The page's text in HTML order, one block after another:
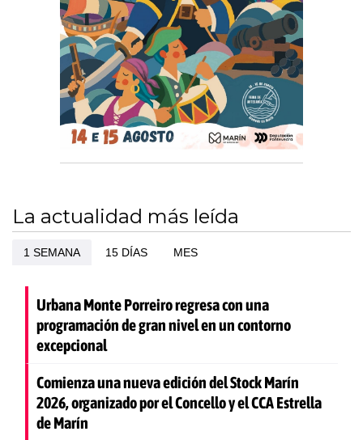
La actualidad más leída
1 SEMANA 15 DÍAS MES
Urbana Monte Porreiro regresa con una
programación de gran nivel en un contorno
excepcional
Comienza una nueva edición del Stock Marín
2026, organizado por el Concello y el CCA Estrella
de Marín